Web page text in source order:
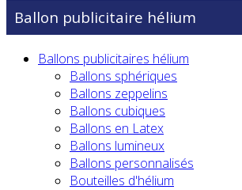
Ballon publicitaire hélium
Ballons publicitaires hélium
Ballons sphériques
Ballons zeppelins
Ballons cubiques
Ballons en Latex
Ballons lumineux
Ballons personnalisés
Bouteilles d'hélium